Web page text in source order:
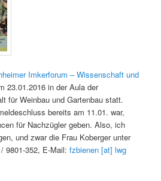
Imkerforum – Wissenschaft und
23.01.2016 in der Aula der
für Weinbau und Gartenbau statt.
bereits am 11.01. war,
für Nachzügler geben. Also, ich
und zwar die Frau Koberger unter
9801-352, E-Mail:fzbienen [at] lwg